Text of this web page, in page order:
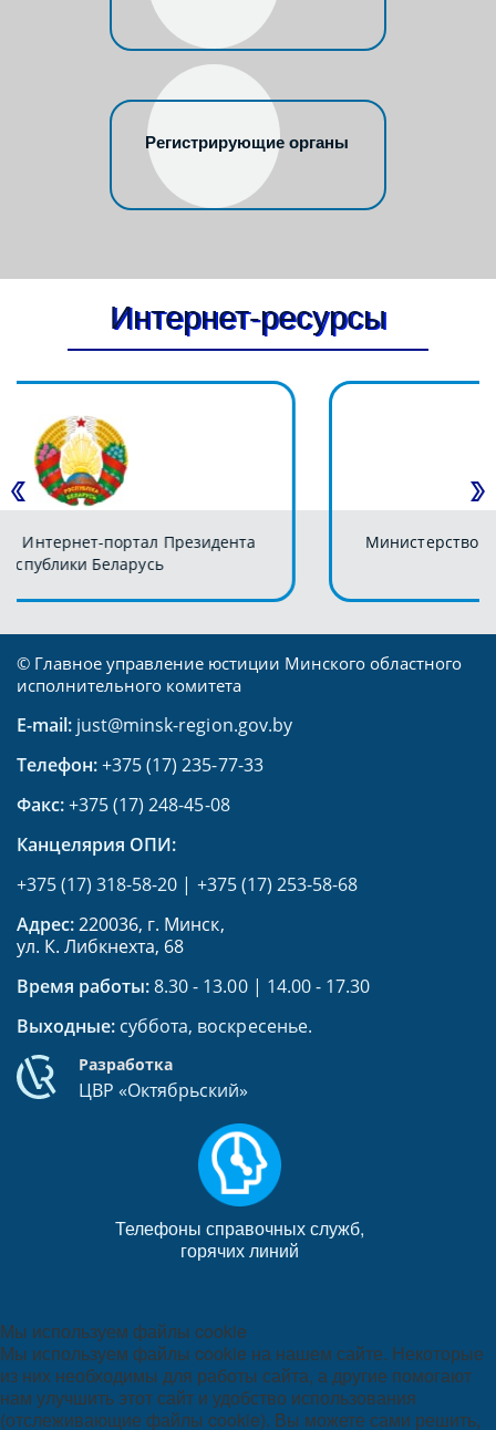
Регистрирующие органы
Интернет-ресурсы
Министерство юстиции Республики Беларусь
© Главное управление юстиции Минского областного
исполнительного комитета
Адрес:220036, г. Минск,
ул. К. Либкнехта, 68
Время работы:8.30 - 13.00 | 14.00 - 17.30
Выходные: суббота, воскресенье.
Разработка
ЦВР «Октябрьский»
E-mail: just@minsk-region.gov.by
Телефон:+375 (17) 235-77-33
Факс:+375 (17) 248-45-08
Канцелярия ОПИ:
+375 (17) 318-58-20 | +375 (17) 253-58-68
Телефоны справочных служб,
горячих линий
Мы используем файлы cookie
Мы используем файлы cookie на нашем сайте. Некоторые
из них необходимы для работы сайта, а другие помогают
нам улучшить этот сайт и удобство использования
(отслеживающие файлы cookie). Вы можете сами решить,